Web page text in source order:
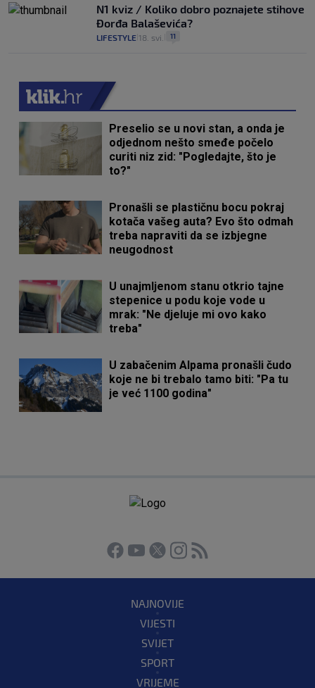
N1 kviz / Koliko dobro poznajete stihove
Đorđa Balaševića?
LIFESTYLE 18. svi. 11
Preselio se u novi stan, a onda je
odjednom nešto smeđe počelo
curiti niz zid: "Pogledajte, što je
to?"
Pronašli se plastičnu bocu pokraj
kotača vašeg auta? Evo što odmah
treba napraviti da se izbjegne
neugodnost
U unajmljenom stanu otkrio tajne
stepenice u podu koje vode u
mrak: "Ne djeluje mi ovo kako
treba"
U zabačenim Alpama pronašli čudo
koje ne bi trebalo tamo biti: "Pa tu
je već 1100 godina"
NAJNOVIJE
VIJESTI
SVIJET
SPORT
VRIJEME